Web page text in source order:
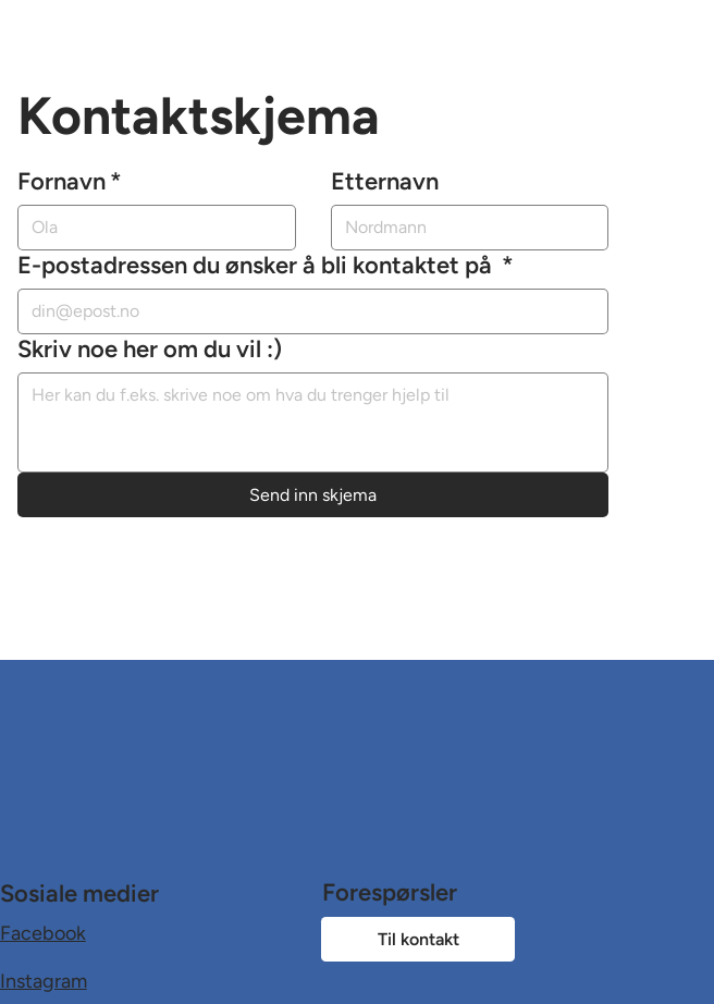
Kontaktskjema
Fornavn* Etternavn
E-postadressen du ønsker å bli kontaktet på *
Skriv noe her om du vil :)
Send inn skjema
Sosiale medier
Facebook
Instagram
Forespørsler
Til kontakt